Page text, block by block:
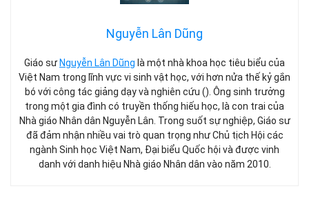
Nguyễn Lân Dũng
Giáo sư Nguyễn Lân Dũng là một nhà khoa học tiêu biểu của
Việt Nam trong lĩnh vực vi sinh vật học, với hơn nửa thế kỷ gắn
bó với công tác giảng dạy và nghiên cứu (). Ông sinh trưởng
trong một gia đình có truyền thống hiếu học, là con trai của
Nhà giáo Nhân dân Nguyễn Lân. Trong suốt sự nghiệp, Giáo sư
đã đảm nhận nhiều vai trò quan trọng như Chủ tịch Hội các
ngành Sinh học Việt Nam, Đại biểu Quốc hội và được vinh
danh với danh hiệu Nhà giáo Nhân dân vào năm 2010.